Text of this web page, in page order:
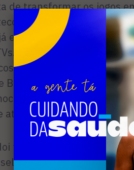
de transformar os jogos
Seu Osmar, na Rua
estruturou o espaço: a
Além disso, eles
para quem for
na Passagem, a
a casa vai
o consumo de R$
também confirmou a
O estabelecimento,